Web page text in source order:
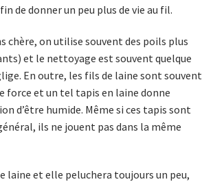
de donner un peu plus de vie au fil.
chère, on utilise souvent des poils plus
et le nettoyage est souvent quelque
En outre, les fils de laine sont souvent
force et un tel tapis en laine donne
d’être humide. Même si ces tapis sont
ils ne jouent pas dans la même
laine et elle peluchera toujours un peu,